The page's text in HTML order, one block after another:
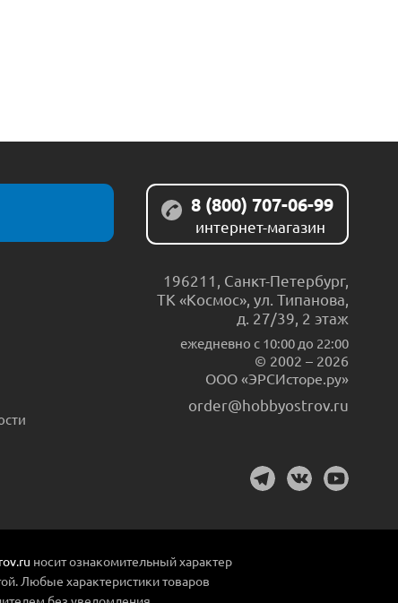
8 (800) 707-06-99
интернет-магазин
196211 Санкт-Петербург,
ТК «Космос», ул. Типанова,
д. 27/39, 2 этаж
ежедневно c 10:00 до 22:00
© 2002 – 2026
ООО «ЭРСИсторе.ру»
order@hobbyostrov.ru
носит ознакомительный характер
Любые характеристики товаров